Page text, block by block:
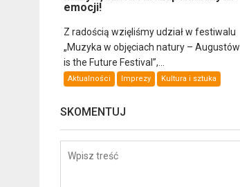
emocji!
Z radością wzięliśmy udział w festiwalu
„Muzyka w objęciach natury – Augustów
is the Future Festival”,...
Aktualności Imprezy Kultura i sztuka
SKOMENTUJ